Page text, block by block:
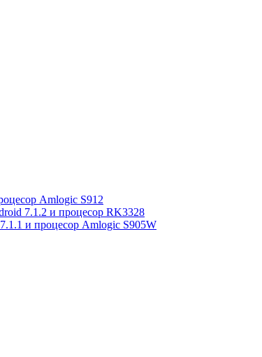
Amlogic S912
7.1.2 и процесор RK3328
и процесор Amlogic S905W